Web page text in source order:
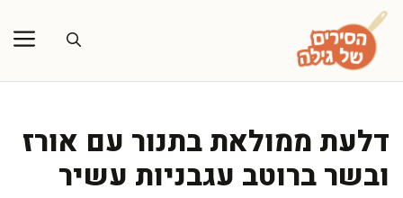
לדלג
לתוכן
דלעת ממולאת בתנור עם אורז
ובשר ברוטב עגבניות עשיר